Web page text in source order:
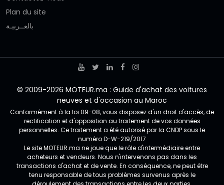
Plan du site
بالعــربيـة
© 2009-2026 MOTEUR.ma : Guide d'achat des voitures
neuves et d'occasion au Maroc
Conformément à la loi 09-08, vous disposez d'un droit d'accès, de
rectification et d'opposition au traitement de vos données
personnelles. Ce traitement a été autorisé par la CNDP sous le
numéro D-W-219/2017
Le site MOTEUR.ma ne joue que le rôle d'intermédiaire entre
acheteurs et vendeurs. Nous n'intervenons pas dans les
transactions d'achat et de vente. En conséquence, ne peut être
tenu responsable de tous problèmes survenus après le